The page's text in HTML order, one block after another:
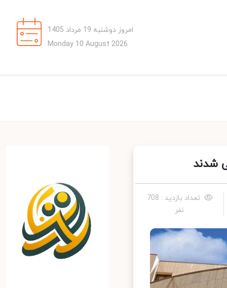
امروز دوشنبه 19 مرداد 1405
Monday 10 August 2026
شدند
تعداد بازدید : 708
نفر